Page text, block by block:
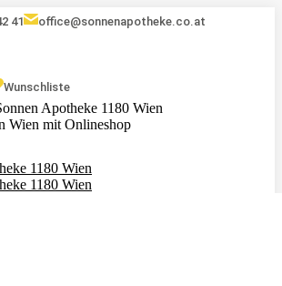
41 office@sonnenapotheke.co.at
Wunschliste
Apotheke 1180 Wien
Wien mit Onlineshop